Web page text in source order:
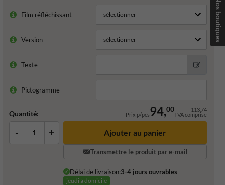
Film réfléchissant
Version
Texte
Pictogramme
Quantité: Prix p/pcs94,00 113,74
TVA comprise
- + Ajouter au panier
Transmettre le produit par e-mail
Délai de livraison:3-4 jours ouvrables
jeudi à domicile
Nos boutiques